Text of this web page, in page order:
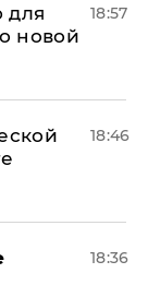
для
новой
18:57
18:46
18:36